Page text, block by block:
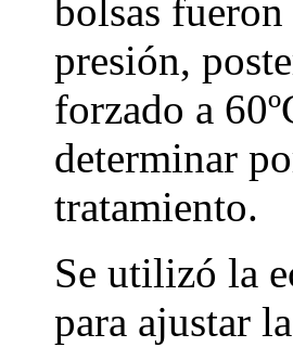
bolsas
presión,
forzado a
determinar
tratamiento.
Se utilizó la
para ajustar